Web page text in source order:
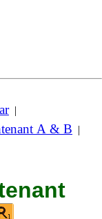
|
A & B |